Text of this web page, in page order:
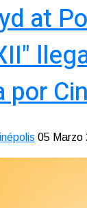
at
por
05 Marzo